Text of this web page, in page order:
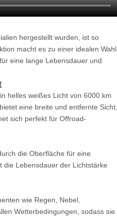
hergestellt wurden, ist so
macht es zu einer idealen Wahl
eine lange Lebensdauer und
helles weißes Licht von 6000 km
eine breite und entfernte Sicht,
sich perfekt für Offroad-
die Oberfläche für eine
die Lebensdauer der Lichtstärke
wie Regen, Nebel,
Wetterbedingungen, sodass sie